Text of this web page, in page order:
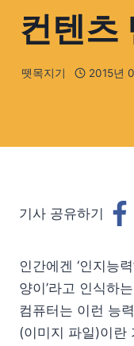
컨텐츠
뗏목지기 2015년
기사 공유하기
인간에겐 ‘인지능
양이’라고 인식하
컴퓨터는 이런 능
(이미지 파일)이란